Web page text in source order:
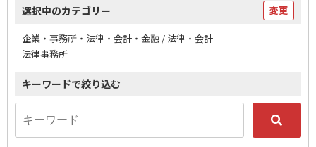
選択中のカテゴリー 変更
企業・事務所・法律・会計・金融 / 法律・会計
法律事務所
キーワードで絞り込む